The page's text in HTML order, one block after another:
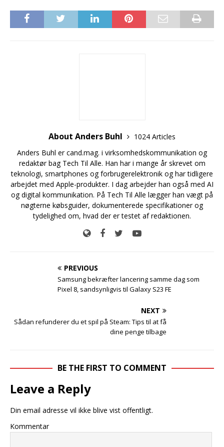
About Anders Buhl
1024 Articles
Anders Buhl er cand.mag. i virksomhedskommunikation og
redaktør bag Tech Til Alle. Han har i mange år skrevet om
teknologi, smartphones og forbrugerelektronik og har tidligere
arbejdet med Apple-produkter. I dag arbejder han også med AI
og digital kommunikation. På Tech Til Alle lægger han vægt på
nøgterne købsguider, dokumenterede specifikationer og
tydelighed om, hvad der er testet af redaktionen.
PREVIOUS
Samsung bekræfter lancering samme dag som
Pixel 8, sandsynligvis til Galaxy S23 FE
NEXT
Sådan refunderer du et spil på Steam: Tips til at få
dine penge tilbage
BE THE FIRST TO COMMENT
Leave a Reply
Din email adresse vil ikke blive vist offentligt.
Kommentar